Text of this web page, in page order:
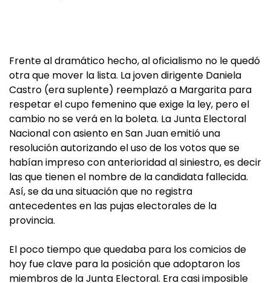
Frente al dramático hecho, al oficialismo no le quedó
otra que mover la lista. La joven dirigente Daniela
Castro (era suplente) reemplazó a Margarita para
respetar el cupo femenino que exige la ley, pero el
cambio no se verá en la boleta. La Junta Electoral
Nacional con asiento en San Juan emitió una
resolución autorizando el uso de los votos que se
habían impreso con anterioridad al siniestro, es decir
las que tienen el nombre de la candidata fallecida.
Así, se da una situación que no registra
antecedentes en las pujas electorales de la
provincia.
El poco tiempo que quedaba para los comicios de
hoy fue clave para la posición que adoptaron los
miembros de la Junta Electoral. Era casi imposible